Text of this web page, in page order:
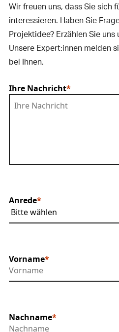
Wir freuen uns, dass Sie sich
interessieren. Haben Sie
Projektidee? Erzählen Sie
Unsere Expert:innen melden
bei Ihnen.
Ihre Nachricht
Anrede
Vorname
Nachname